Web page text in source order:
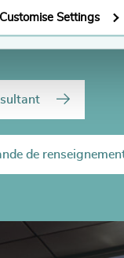
Customise Settings
de recrutement
du leadership.
de